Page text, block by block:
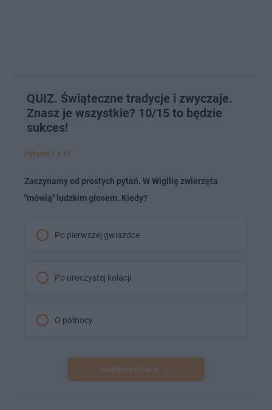
QUIZ. Świąteczne tradycje i zwyczaje.
Znasz je wszystkie? 10/15 to będzie
sukces!
Pytanie 1 z 15
Zaczynamy od prostych pytań. W Wigilię zwierzęta
"mówią" ludzkim głosem. Kiedy?
Po pierwszej gwiazdce
Po uroczystej kolacji
O północy
Następne pytanie